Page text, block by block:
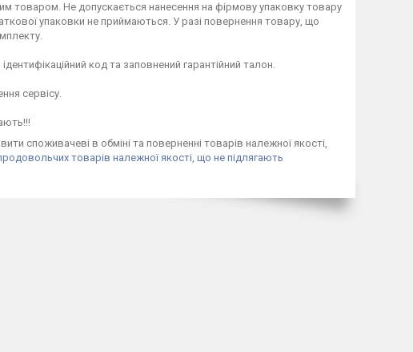
товаром. Не допускається нанесення на фірмову упаковку товару
упаковки не приймаються. У разі повернення товару, що
код та заповнений гарантійний талон.
сервісу.
споживачеві в обміні та поверненні товарів належної якості,
товарів належної якості, що не підлягають